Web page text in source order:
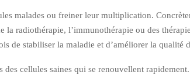
malades ou freiner leur multiplication.
la radiothérapie, l’immunothérapie ou des
de stabiliser la maladie et d’améliorer la qualité
cellules saines qui se renouvellent rapidement.